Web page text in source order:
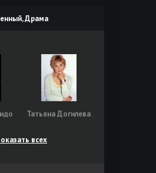
Драма
Татьяна Догилева
всех